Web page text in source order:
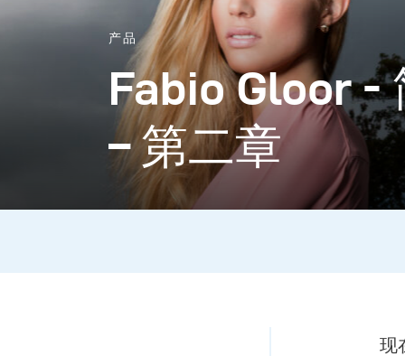
产品
Fabio Gloor -
– 第二章
现